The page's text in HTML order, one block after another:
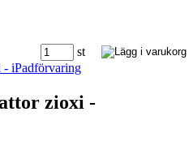
st
zioxi -